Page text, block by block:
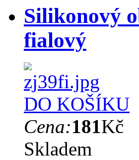
Silikonový
fialový
DO KOŠÍKU
Cena:181Kč
Skladem